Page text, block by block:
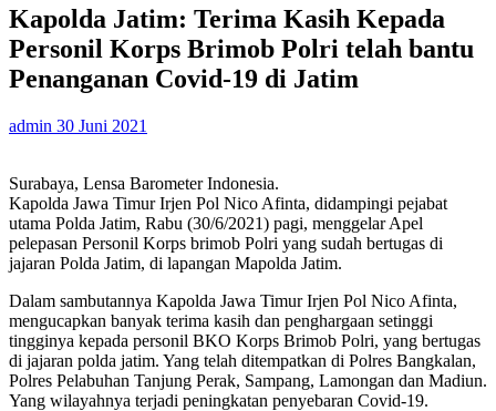
Kapolda Jatim: Terima Kasih Kepada
Personil Korps Brimob Polri telah bantu
Penanganan Covid-19 di Jatim
admin 30 Juni 2021
Surabaya, Lensa Barometer Indonesia.
Kapolda Jawa Timur Irjen Pol Nico Afinta, didampingi pejabat
utama Polda Jatim, Rabu (30/6/2021) pagi, menggelar Apel
pelepasan Personil Korps brimob Polri yang sudah bertugas di
jajaran Polda Jatim, di lapangan Mapolda Jatim.
Dalam sambutannya Kapolda Jawa Timur Irjen Pol Nico Afinta,
mengucapkan banyak terima kasih dan penghargaan setinggi
tingginya kepada personil BKO Korps Brimob Polri, yang bertugas
di jajaran polda jatim. Yang telah ditempatkan di Polres Bangkalan,
Polres Pelabuhan Tanjung Perak, Sampang, Lamongan dan Madiun.
Yang wilayahnya terjadi peningkatan penyebaran Covid-19.